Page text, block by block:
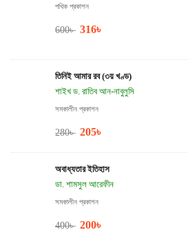
পথিক প্রকাশন
600৳ 316৳
তিনিই আমার রব (৩য় খণ্ড)
শাইখ ড. রাতিব আন-নাবুলুসি
সমকালীন প্রকাশন
280৳ 205৳
অবাধ্যতার ইতিহাস
ডা. শামসুল আরেফীন
সমকালীন প্রকাশন
400৳ 200৳